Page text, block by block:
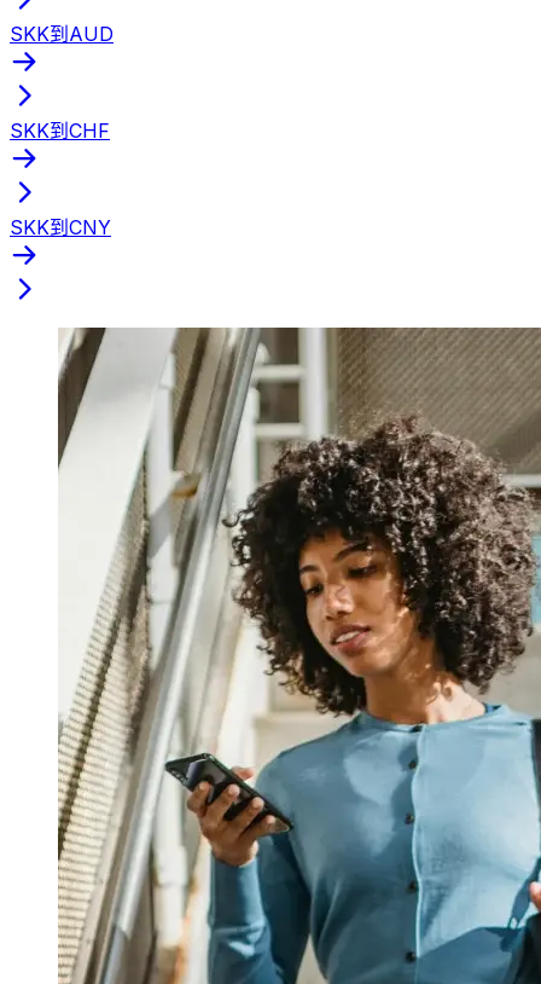
SKK到AUD
SKK到CHF
SKK到CNY